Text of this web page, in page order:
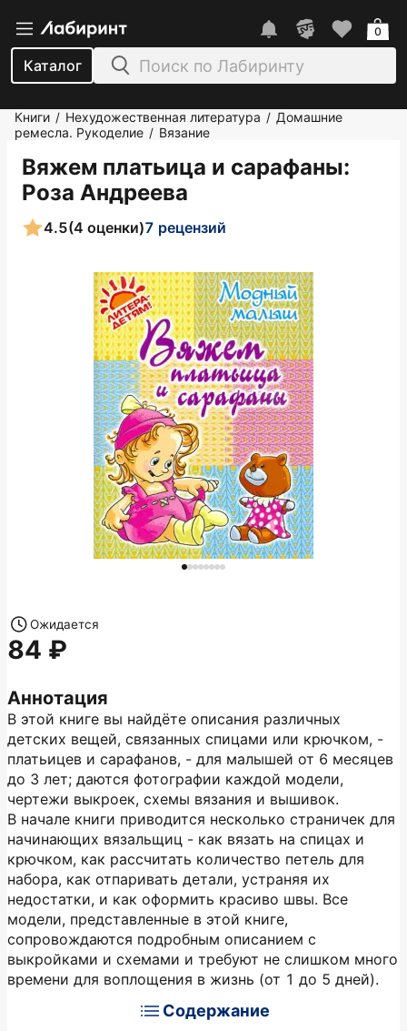
Каталог
0
Книги / Нехудожественная литература / Домашние
ремесла. Рукоделие / Вязание
Вяжем платьица и сарафаны:
Роза Андреева
4.5(4 оценки)7 рецензий
Аннотация
В этой книге вы найдёте описания различных
детских вещей, связанных спицами или крючком, -
платьицев и сарафанов, - для малышей от 6 месяцев
до 3 лет; даются фотографии каждой модели,
чертежи выкроек, схемы вязания и вышивок.
В начале книги приводится несколько страничек для
начинающих вязальщиц - как вязать на спицах и
крючком, как рассчитать количество петель для
набора, как отпаривать детали, устраняя их
недостатки, и как оформить красиво швы. Все
модели, представленные в этой книге,
сопровождаются подробным описанием с
выкройками и схемами и требуют не слишком много
времени для воплощения в жизнь (от 1 до 5 дней).
Содержание
Ожидается
84